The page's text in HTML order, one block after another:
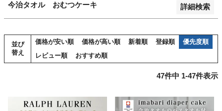
今治タオル おむつケーキ 詳細検索
並び
替え
価格が安い順 価格が高い順 新着順 登録順
優先度順
レビュー順
おすすめ順
47件中 1-47件表示